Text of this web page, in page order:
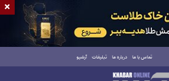
تماس با ما درباره ما تبلیغات آرشیو
×